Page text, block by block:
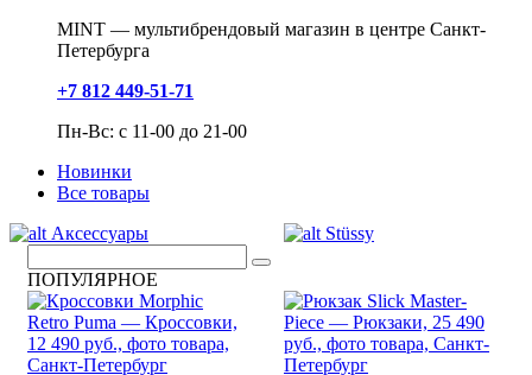
MINT — мультибрендовый магазин в центре Санкт-
Петербурга
+7 812 449-51-71
Пн-Вс: с 11-00 до 21-00
Новинки
Все товары
Аксессуары
Stüssy
ПОПУЛЯРНОЕ